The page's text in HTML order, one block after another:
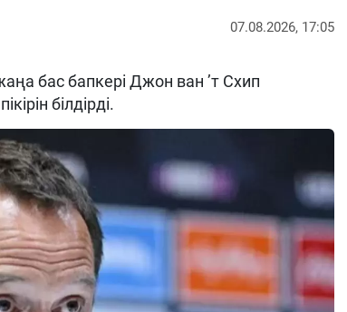
07.08.2026, 17:05
бас бапкері Джон ван ’т Схип
білдірді.